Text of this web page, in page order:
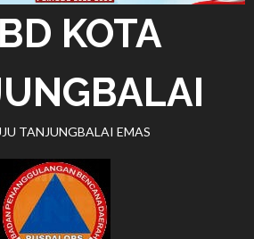
KOTA
TANJUNGBALAI EMAS